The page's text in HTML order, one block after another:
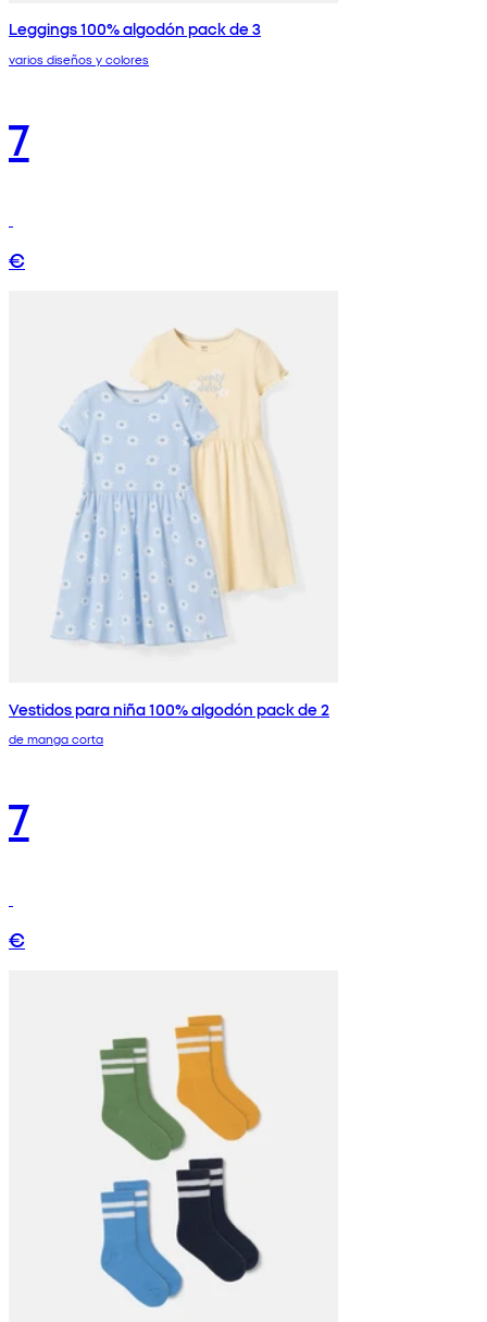
Leggings 100% algodón pack de 3
varios diseños y colores
7
€
Vestidos para niña 100% algodón pack de 2
de manga corta
7
€